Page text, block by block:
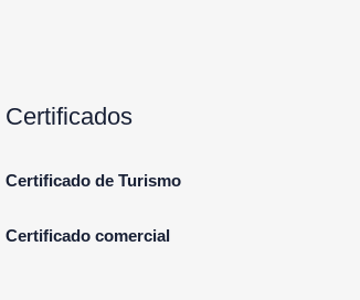
Certificados
Certificado de Turismo
Certificado comercial